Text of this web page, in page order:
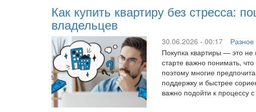
Как купить квартиру без стресса:
владельцев
30.06.2026 - 00:17 Разное
Покупка квартиры — это
старте важно понимать,
поэтому многие
поддержку и быстрее
важно подойти к процессу